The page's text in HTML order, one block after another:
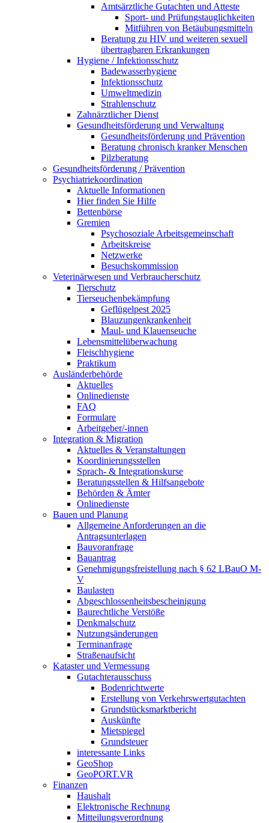
Amtsärztliche Gutachten und Atteste
Sport- und Prüfungstauglichkeiten
Mitführen von Betäubungsmitteln
Beratung zu HIV und weiteren sexuell
übertragbaren Erkrankungen
Hygiene / Infektionsschutz
Badewasserhygiene
Infektionsschutz
Umweltmedizin
Strahlenschutz
Zahnärztlicher Dienst
Gesundheitsförderung und Verwaltung
Gesundheitsförderung und Prävention
Beratung chronisch kranker Menschen
Pilzberatung
Gesundheits­förderung / Prävention
Psychiatriekoordination
Aktuelle Informationen
Hier finden Sie Hilfe
Bettenbörse
Gremien
Psychosoziale Arbeits­gemeinschaft
Arbeitskreise
Netzwerke
Besuchskommission
Veterinärwesen und Verbraucherschutz
Tierschutz
Tierseuchenbekämpfung
Geflügelpest 2025
Blauzungenkrankenheit
Maul- und Klauenseuche
Lebensmittelüberwachung
Fleischhygiene
Praktikum
Ausländerbehörde
Aktuelles
Onlinedienste
FAQ
Formulare
Arbeitgeber/-innen
Integration & Migration
Aktuelles & Veranstaltungen
Koordinierungsstellen
Sprach- & Integrationskurse
Beratungsstellen & Hilfsangebote
Behörden & Ämter
Onlinedienste
Bauen und Planung
Allgemeine Anforderungen an die
Antragsunterlagen
Bauvoranfrage
Bauantrag
Genehmigungsfreistellung nach § 62 LBauO M-
V
Baulasten
Abgeschlossenheits­bescheinigung
Baurechtliche Verstöße
Denkmalschutz
Nutzungsänderungen
Terminanfrage
Straßenaufsicht
Kataster und Vermessung
Gutachterausschuss
Bodenrichtwerte
Erstellung von Verkehrswertgutachten
Grundstücksmarktbericht
Auskünfte
Mietspiegel
Grundsteuer
interessante Links
GeoShop
GeoPORT.VR
Finanzen
Haushalt
Elektronische Rechnung
Mitteilungsverordnung